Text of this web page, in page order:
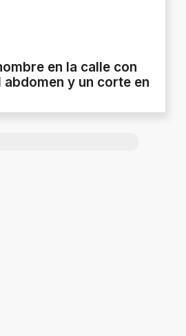
en la calle con
abdomen y un corte en